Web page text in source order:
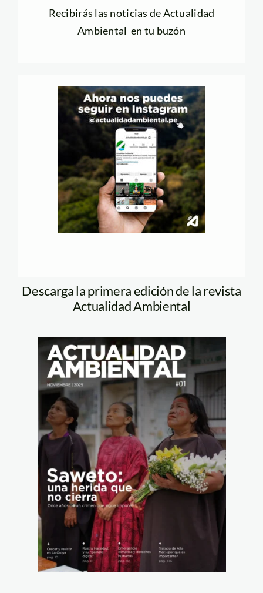
Recibirás las noticias de Actualidad
Ambiental en tu buzón
Descarga la primera edición de la revista
Actualidad Ambiental